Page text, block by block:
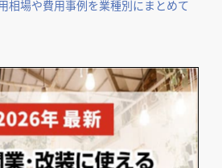
相場や費用事例を業種別にまとめて